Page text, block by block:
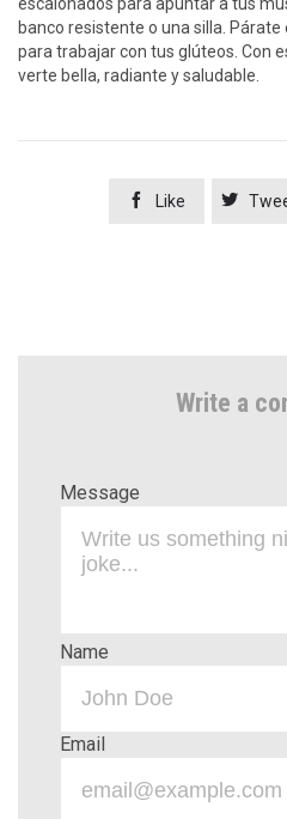
banco resistente o una silla.
para trabajar con tus glúteos. Con
verte bella, radiante y saludable.
 Like 
Write a
Message
Name
Email